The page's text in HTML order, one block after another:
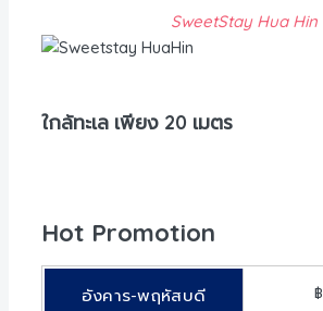
SweetStay Hua Hin
ใกล้ทะเล เพียง 20 เมตร
Hot Promotion
อังคาร-พฤหัสบดี ฿